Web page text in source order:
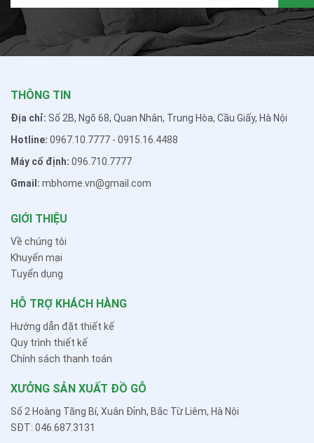
THÔNG TIN
Địa chỉ: Số 2B, Ngõ 68, Quan Nhân, Trung Hòa, Cầu Giấy, Hà Nội
Hotline: 0967.10.7777 - 0915.16.4488
Máy cố định: 096.710.7777
Gmail: mbhome.vn@gmail.com
GIỚI THIỆU
Về chúng tôi
Khuyến mại
Tuyển dụng
HỖ TRỢ KHÁCH HÀNG
Hướng dẫn đặt thiết kế
Quy trình thiết kế
Chính sách thanh toán
XƯỞNG SẢN XUẤT ĐỒ GỖ
Số 2 Hoàng Tăng Bí, Xuân Đỉnh, Bắc Từ Liêm, Hà Nội
SĐT: 046.687.3131